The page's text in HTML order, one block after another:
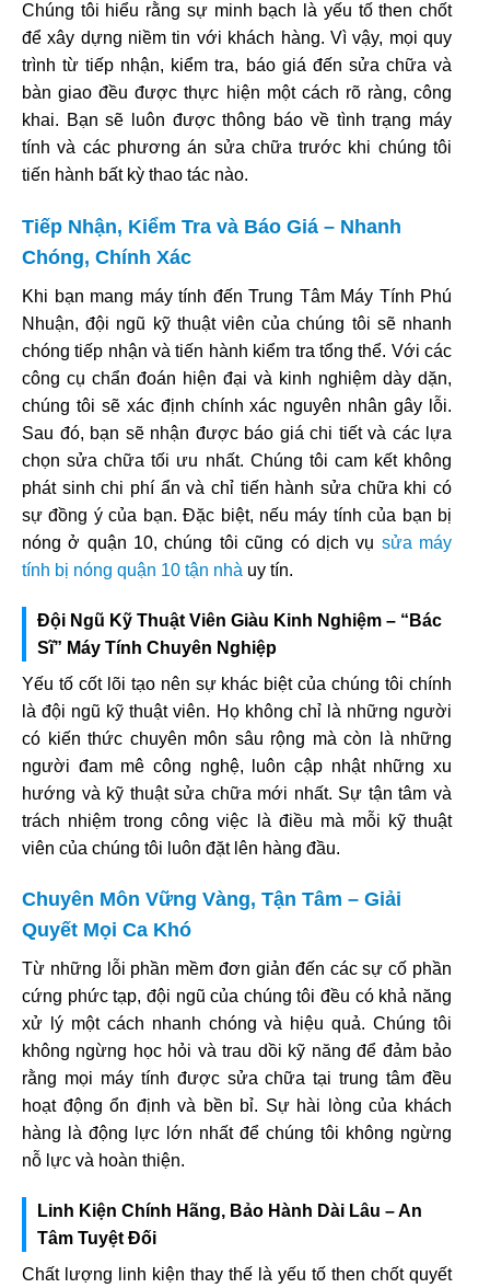
Chúng tôi hiểu rằng sự minh bạch là yếu tố then chốt
để xây dựng niềm tin với khách hàng. Vì vậy, mọi quy
trình từ tiếp nhận, kiểm tra, báo giá đến sửa chữa và
bàn giao đều được thực hiện một cách rõ ràng, công
khai. Bạn sẽ luôn được thông báo về tình trạng máy
tính và các phương án sửa chữa trước khi chúng tôi
tiến hành bất kỳ thao tác nào.
Tiếp Nhận, Kiểm Tra và Báo Giá – Nhanh
Chóng, Chính Xác
Khi bạn mang máy tính đến Trung Tâm Máy Tính Phú
Nhuận, đội ngũ kỹ thuật viên của chúng tôi sẽ nhanh
chóng tiếp nhận và tiến hành kiểm tra tổng thể. Với các
công cụ chẩn đoán hiện đại và kinh nghiệm dày dặn,
chúng tôi sẽ xác định chính xác nguyên nhân gây lỗi.
Sau đó, bạn sẽ nhận được báo giá chi tiết và các lựa
chọn sửa chữa tối ưu nhất. Chúng tôi cam kết không
phát sinh chi phí ẩn và chỉ tiến hành sửa chữa khi có
sự đồng ý của bạn. Đặc biệt, nếu máy tính của bạn bị
nóng ở quận 10, chúng tôi cũng có dịch vụ sửa máy
tính bị nóng quận 10 tận nhà uy tín.
Đội Ngũ Kỹ Thuật Viên Giàu Kinh Nghiệm – “Bác
Sĩ” Máy Tính Chuyên Nghiệp
Yếu tố cốt lõi tạo nên sự khác biệt của chúng tôi chính
là đội ngũ kỹ thuật viên. Họ không chỉ là những người
có kiến thức chuyên môn sâu rộng mà còn là những
người đam mê công nghệ, luôn cập nhật những xu
hướng và kỹ thuật sửa chữa mới nhất. Sự tận tâm và
trách nhiệm trong công việc là điều mà mỗi kỹ thuật
viên của chúng tôi luôn đặt lên hàng đầu.
Chuyên Môn Vững Vàng, Tận Tâm – Giải
Quyết Mọi Ca Khó
Từ những lỗi phần mềm đơn giản đến các sự cố phần
cứng phức tạp, đội ngũ của chúng tôi đều có khả năng
xử lý một cách nhanh chóng và hiệu quả. Chúng tôi
không ngừng học hỏi và trau dồi kỹ năng để đảm bảo
rằng mọi máy tính được sửa chữa tại trung tâm đều
hoạt động ổn định và bền bỉ. Sự hài lòng của khách
hàng là động lực lớn nhất để chúng tôi không ngừng
nỗ lực và hoàn thiện.
Linh Kiện Chính Hãng, Bảo Hành Dài Lâu – An
Tâm Tuyệt Đối
Chất lượng linh kiện thay thế là yếu tố then chốt quyết